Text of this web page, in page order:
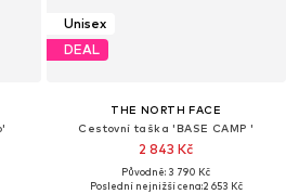
Unisex
DEAL
THE NORTH FACE
Cestovní taška 'BASE CAMP '
2 843 Kč
Původně: 3 790 Kč
Poslední nejnižší cena:2 653 Kč